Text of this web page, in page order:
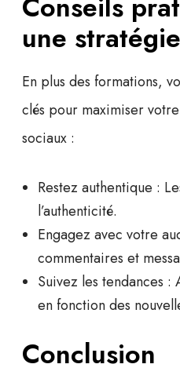
une
En plus des formations,
clés pour maximiser
sociaux :
Restez authentique :
l’authenticité.
Engagez avec votre
commentaires et
Suivez les tendances :
en fonction des
Conclusion